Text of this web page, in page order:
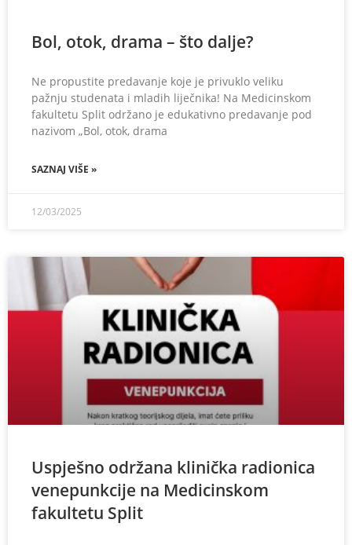
Bol, otok, drama – što dalje?
Ne propustite predavanje koje je privuklo veliku
pažnju studenata i mladih liječnika! Na Medicinskom
fakultetu Split održano je edukativno predavanje pod
nazivom „Bol, otok, drama
SAZNAJ VIŠE »
12/03/2025
Uspješno održana klinička radionica
venepunkcije na Medicinskom
fakultetu Split